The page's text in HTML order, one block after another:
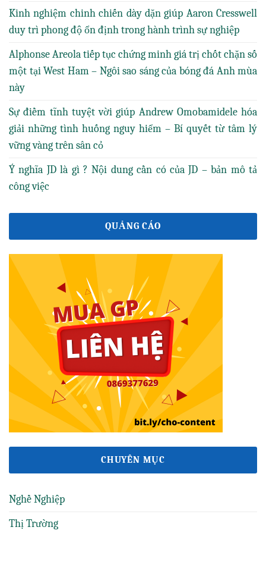
Kinh nghiệm chinh chiến dày dặn giúp Aaron Cresswell
duy trì phong độ ổn định trong hành trình sự nghiệp
Alphonse Areola tiếp tục chứng minh giá trị chốt chặn số
một tại West Ham – Ngôi sao sáng của bóng đá Anh mùa
này
Sự điềm tĩnh tuyệt vời giúp Andrew Omobamidele hóa
giải những tình huống nguy hiểm – Bí quyết từ tâm lý
vững vàng trên sân cỏ
Ý nghĩa JD là gì ? Nội dung cần có của JD – bản mô tả
công việc
QUẢNG CÁO
CHUYÊN MỤC
Nghề Nghiệp
Thị Trường